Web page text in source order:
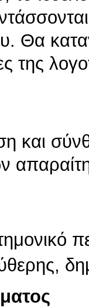
Θα
της
και